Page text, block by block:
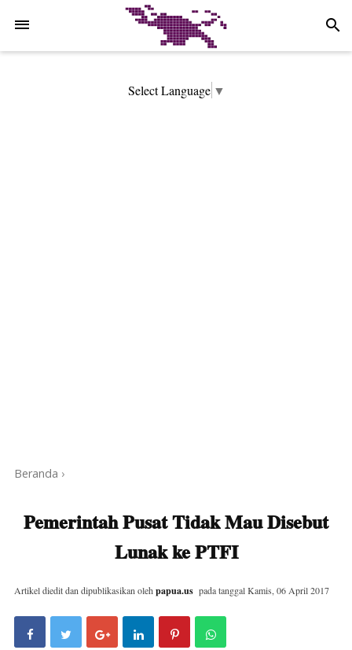
search
Select Language ▼
Beranda ›
Pemerintah Pusat Tidak Mau Disebut
Lunak ke PTFI
Artikel diedit dan dipublikasikan oleh papua.us pada tanggalKamis, 06 April 2017